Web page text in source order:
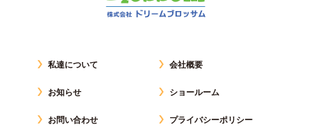
私達について
お知らせ
お問い合わせ
会社概要
ショールーム
プライバシーポリシー